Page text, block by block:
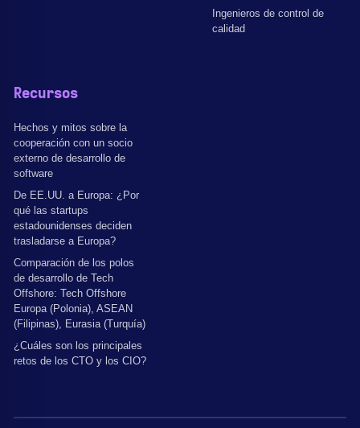
Ingenieros de control de
calidad
Recursos
Hechos y mitos sobre la
cooperación con un socio
externo de desarrollo de
software
De EE.UU. a Europa: ¿Por
qué las startups
estadounidenses deciden
trasladarse a Europa?
Comparación de los polos
de desarrollo de Tech
Offshore: Tech Offshore
Europa (Polonia), ASEAN
(Filipinas), Eurasia (Turquía)
¿Cuáles son los principales
retos de los CTO y los CIO?